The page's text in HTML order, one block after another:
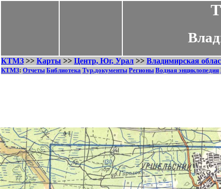
КТМЗ >> Карты >> Центр, Юг, Урал >> Владимирская
КТМЗ: Отчеты Библиотека Тур.документы Регионы Водная энциклопедия